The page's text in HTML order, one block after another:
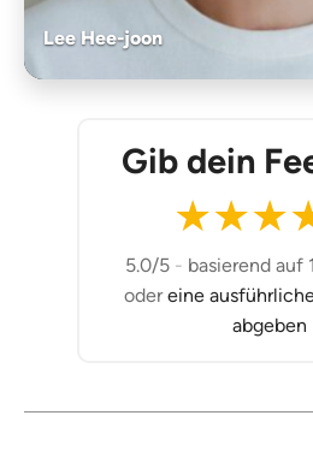
Lee Hee-joon
Gib dein
★★★
5.0/5 - basierend auf
odereine
abgeben